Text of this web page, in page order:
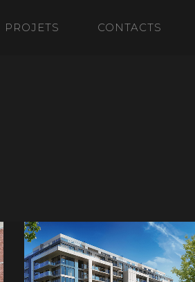
PROJETS CONTACTS